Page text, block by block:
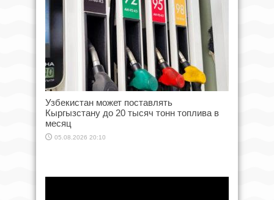
Узбекистан может поставлять
Кыргызстану до 20 тысяч тонн топлива в
месяц
05.08.2026 20:10